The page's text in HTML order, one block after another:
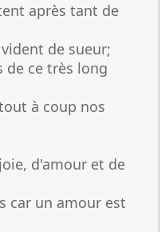
après tant de
de sueur;
de ce très long
à coup nos
d'amour et de
car un amour est